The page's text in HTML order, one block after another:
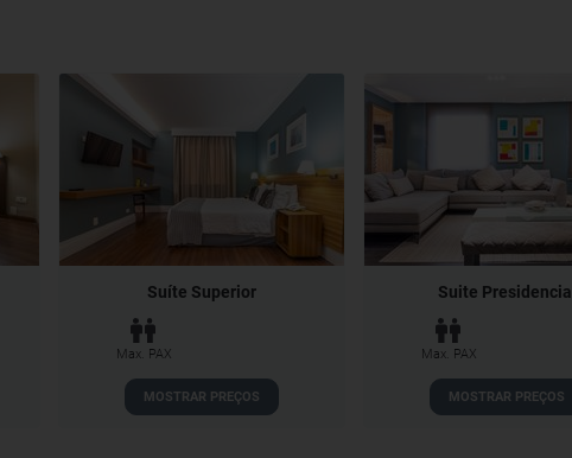
Suíte Superior
Max. PAX
MOSTRAR PREÇOS
Suite Presidencial
Max. PAX
MOSTRAR PREÇOS